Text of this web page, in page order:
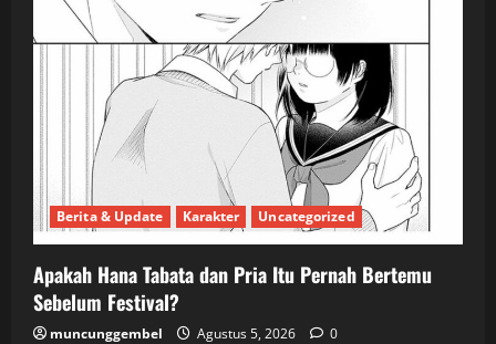
Berita & Update Karakter Uncategorized
Apakah Hana Tabata dan Pria Itu Pernah Bertemu
Sebelum Festival?
muncunggembel Agustus 5, 2026 0